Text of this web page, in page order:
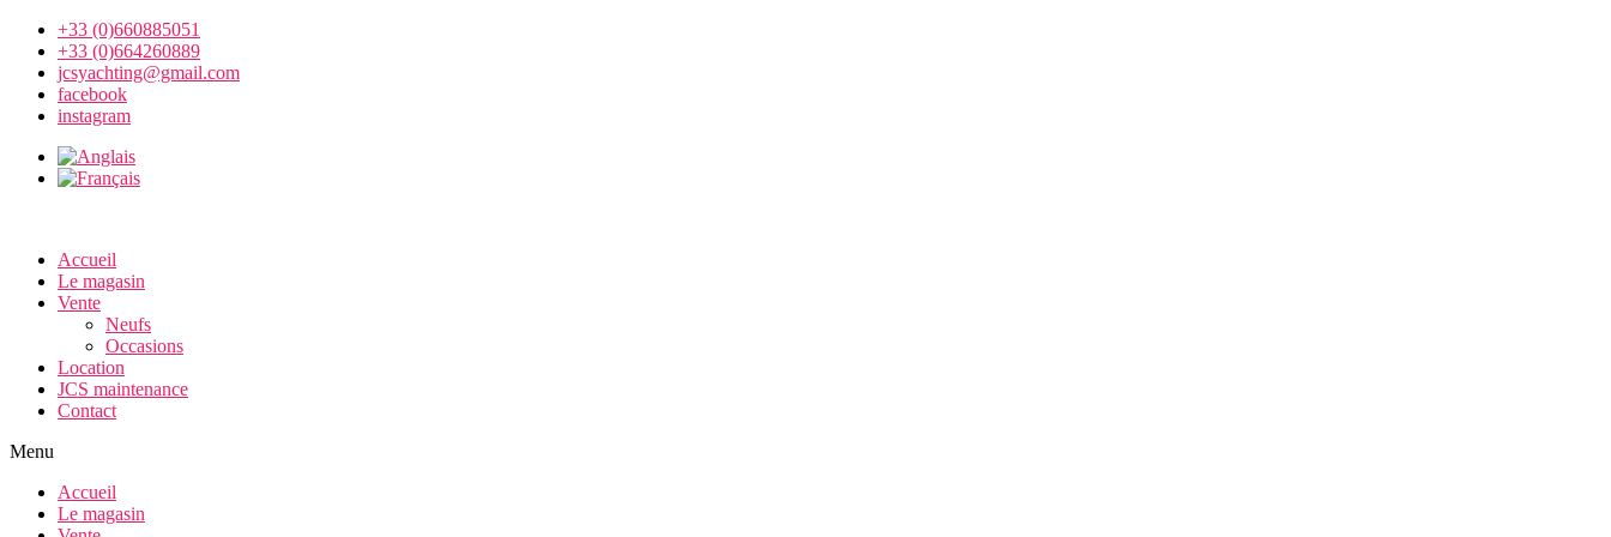
+33 (0)660885051
+33 (0)664260889
jcsyachting@gmail.com
facebook
instagram
Accueil
Le magasin
Vente
Neufs
Occasions
Location
JCS maintenance
Contact
Menu
Accueil
Le magasin